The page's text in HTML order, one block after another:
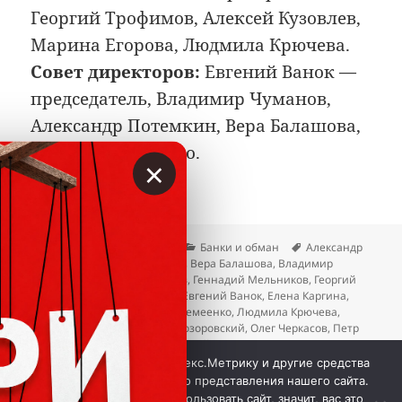
Георгий Трофимов, Алексей Кузовлев,
Марина Егорова, Людмила Крючева.
Совет директоров: Евгений Ванок —
председатель, Владимир Чуманов,
Александр Потемкин, Вера Балашова,
Ирина Веремеенко.
Опубликовано
06.07.2026 Рубрики
Банки и обман Метки
Александр
Потемкин
Алексей Кузовлев Вера Балашова, Владимир
Барабаш
Владимир Чуманов, Геннадий Мельников, Георгий
Трофимов
Дмитрий Рудзит Евгений Ванок, Елена Каргина,
Ильдус Адигамов, Ирина Веремеенко,Людмила Крючева,
Марина Егорова
Михаил Прозоровский,Олег Черкасов, Петр
Ефимичев, Роман Речкин
Сергей Веремеенко
Добавить комментарий
к записи Центркомбанк ушёл с дырой
Мы используем куки, Яндекс.Метрику и другие средства
аналитики для наилучшего представления нашего сайта.
Если вы продолжите использовать сайт, значит, вас это
×